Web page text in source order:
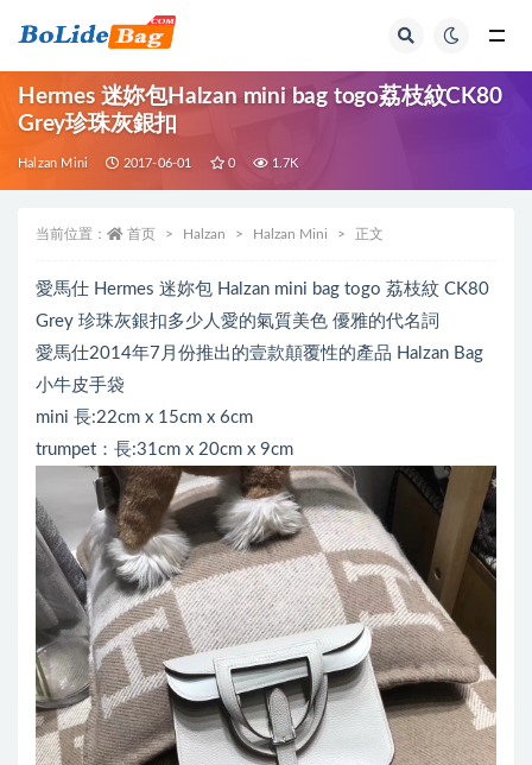
Hermes 迷妳包Halzan mini bag togo荔枝紋CK80
Grey珍珠灰銀扣
Halzan Mini 2017-06-01 0 1.7K
当前位置： 首页 Halzan Halzan Mini 正文
愛馬仕 Hermes 迷妳包 Halzan mini bag togo 荔枝紋 CK80
Grey 珍珠灰銀扣多少人愛的氣質美色 優雅的代名詞
愛馬仕2014年7月份推出的壹款顛覆性的產品 Halzan Bag
小牛皮手袋
mini 長:22cm x 15cm x 6cm
trumpet：長:31cm x 20cm x 9cm